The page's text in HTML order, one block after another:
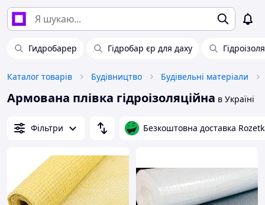
Гидробарер Гідробар єр для даху
Каталог товарів Будівництво Будівельні матеріали
Армована плівка гідроізоляційна в Україні
Фільтри Безкоштовна доставка